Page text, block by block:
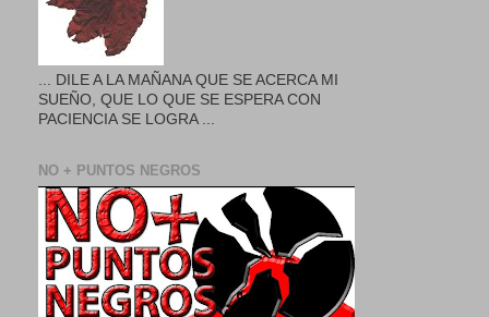
... DILE A LA MAÑANA QUE SE ACERCA MI
SUEÑO, QUE LO QUE SE ESPERA CON
PACIENCIA SE LOGRA ...
NO + PUNTOS NEGROS